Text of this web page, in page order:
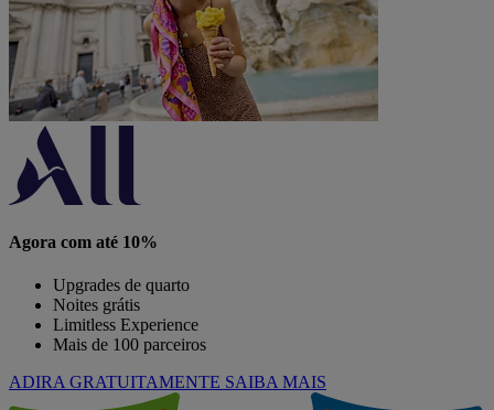
Agora com até 10%
Upgrades de quarto
Noites grátis
Limitless Experience
Mais de 100 parceiros
ADIRA GRATUITAMENTE SAIBA MAIS